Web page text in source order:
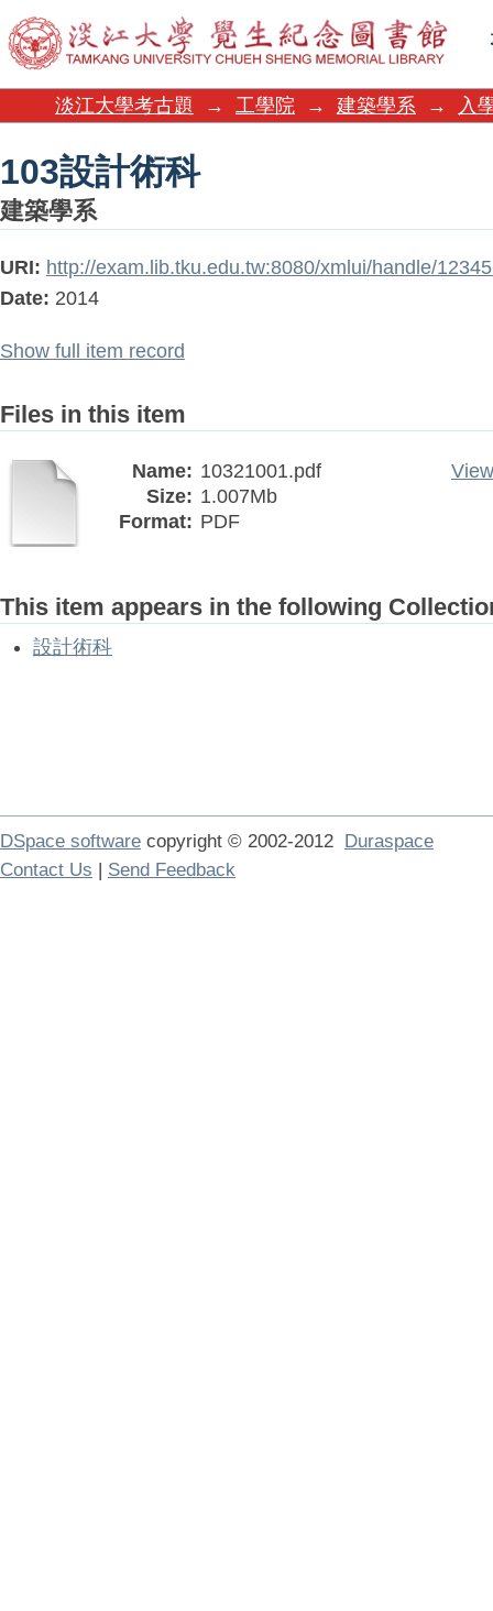
103設計術科
淡江大學考古題 → 工學院 → 建築學系 → 入
103設計術科
建築學系
URI: http://exam.lib.tku.edu.tw:8080/xmlui/handle/
Date: 2014
Show full item record
Files in this item
Name: 10321001.pdf
Size: 1.007Mb
Format: PDF
This item appears in the following
設計術科
DSpace software copyright © 2002-2012 Duraspace
Contact Us | Send Feedback